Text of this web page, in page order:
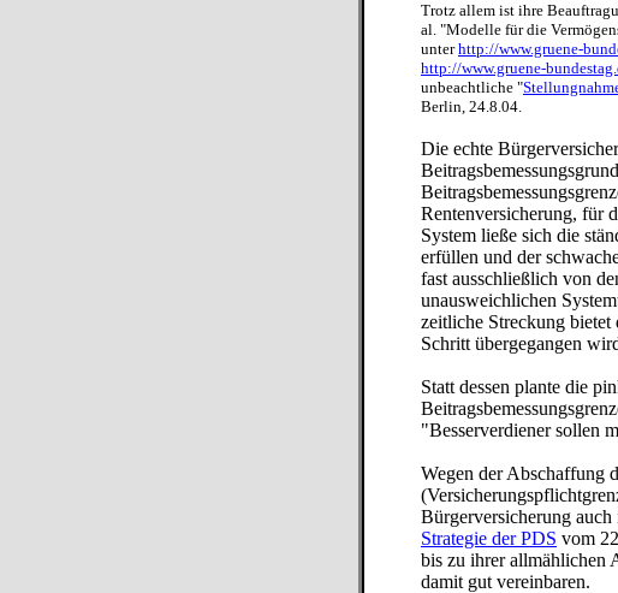
Trotz allem ist ihre
al. "Modelle für die
unterhttp://www.gruene-
http://www.gruene-
unbeachtliche "
Berlin, 24.8.04.
Die echte
Rentenversicherung, für
System ließe sich die
erfüllen und der
fast ausschließlich von
unausweichlichen
zeitliche Streckung
Schritt übergegangen
Statt dessen plante die
"Besserverdiener sollen
Wegen der Abschaffung
Bürgerversicherung
Strategie der PDS vom
bis zu ihrer allmählichen
damit gut vereinbaren.